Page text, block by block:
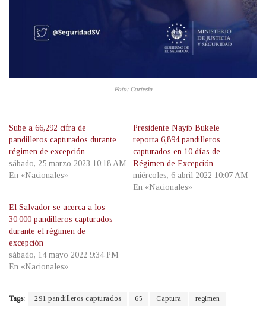
Foto: Cortesía
Sube a 66,292 cifra de
pandilleros capturados durante
régimen de excepción
sábado, 25 marzo 2023 10:18 AM
En «Nacionales»
Presidente Nayib Bukele
reporta 6,894 pandilleros
capturados en 10 días de
Régimen de Excepción
miércoles, 6 abril 2022 10:07 AM
En «Nacionales»
El Salvador se acerca a los
30,000 pandilleros capturados
durante el régimen de
excepción
sábado, 14 mayo 2022 9:34 PM
En «Nacionales»
Tags: 291 pandilleros capturados 65 Captura regimen